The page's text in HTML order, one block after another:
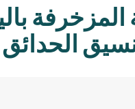
المزخرفة
الحدائق